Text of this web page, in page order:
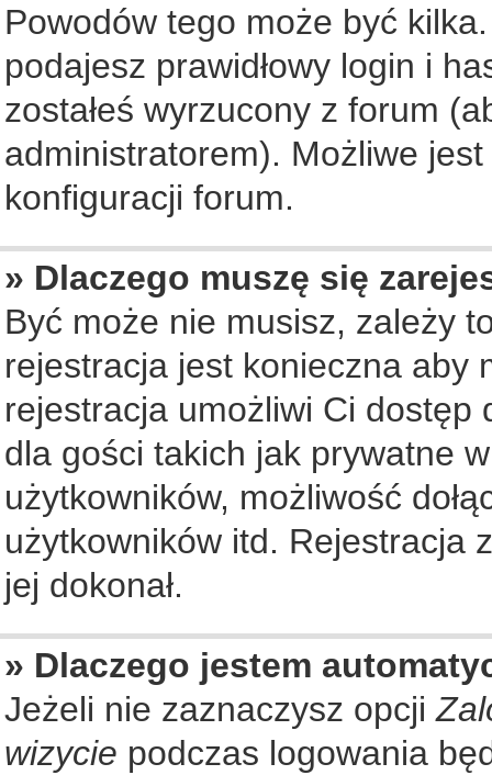
Powodów tego może być
podajesz prawidłowy login i
zostałeś wyrzucony z forum
administratorem). Możliwe
konfiguracji forum.
» Dlaczego muszę się
Być może nie musisz, zależy
rejestracja jest konieczna aby
rejestracja umożliwi Ci
dla gości takich jak prywatne
użytkowników, możliwość
użytkowników itd. Rejestracja
jej dokonał.
» Dlaczego jestem
Jeżeli nie zaznaczysz opcji
wizycie podczas logowania